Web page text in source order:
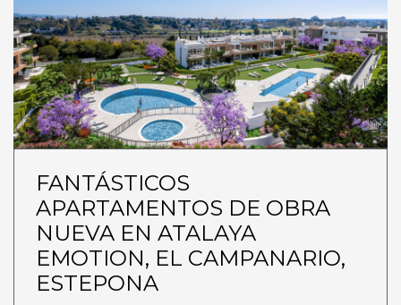
FANTÁSTICOS
APARTAMENTOS DE OBRA
NUEVA EN ATALAYA
EMOTION, EL CAMPANARIO,
ESTEPONA